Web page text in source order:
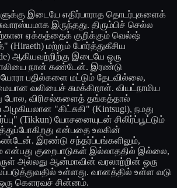
இடையே எதிர்பாராத தொடர்புகளைக்
இருந்தது. திரும்பிச் செல்ல
ஏக்கத்தைக் குறிக்கும் வெல்ஷ்
மற்றும் போர்த்துகீசிய
ஆகியவற்றிற்கு இடையே ஒரு
நான் கண்டேன். இரண்டு
பதில்களை மட்டும் தேடவில்லை,
வலியைச் சுமக்கிறாள். வியட்நாமிய
போல, விரிசல்களைத் தங்கத்தால்
அழகியலான "கிட்சுகி" (Kintsugi), நமது
(Tikkun) யோசனையுடன் சிலிர்ப்பூட்டும்
என்பதை உலகின்
இரண்டு சந்தர்ப்பங்களிலும்,
குறைபாடுகள் இல்லாததில் இல்லை,
அல்லது ஆன்மாவின் வரலாற்றின் ஒரு
உள்ளது. வானத்தில் உள்ள வடு
கௌரவச் சின்னம்.